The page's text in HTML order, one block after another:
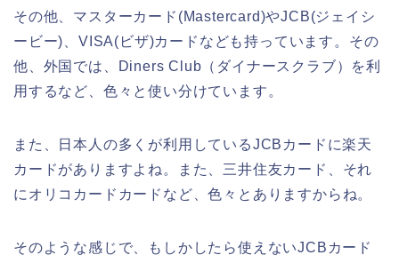
その他、マスターカード(Mastercard)やJCB(ジェイシ
ービー)、VISA(ビザ)カードなども持っています。その
他、外国では、Diners Club（ダイナースクラブ）を利
用するなど、色々と使い分けています。
また、日本人の多くが利用しているJCBカードに楽天
カードがありますよね。また、三井住友カード、それ
にオリコカードカードなど、色々とありますからね。
そのような感じで、もしかしたら使えないJCBカード